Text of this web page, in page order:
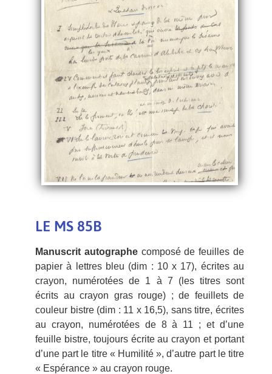
LE MS 85B
Manuscrit autographecomposé de feuilles de
papier à lettres bleu (dim : 10 x 17), écrites au
crayon, numérotées de 1 à 7 (les titres sont
écrits au crayon gras rouge) ; de feuillets de
couleur bistre (dim : 11 x 16,5), sans titre, écrites
au crayon, numérotées de 8 à 11 ; et d’une
feuille bistre, toujours écrite au crayon et portant
d’une part le titre « Humilité », d’autre part le titre
« Espérance » au crayon rouge.